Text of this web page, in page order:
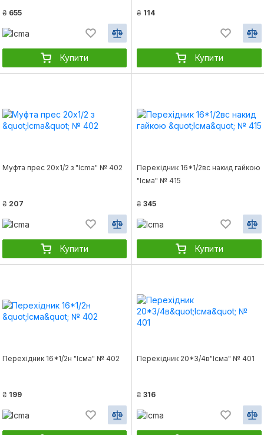
₴ 655
Купити
₴ 114
Купити
Муфта прес 20х1/2 з "Icma" № 402
₴ 207
Купити
Перехідник 16*1/2вс накид гайкою
"Ісма" № 415
₴ 345
Купити
Перехідник 16*1/2н "Ісма" № 402
₴ 199
Перехідник 20*3/4в"Ісма" № 401
₴ 316